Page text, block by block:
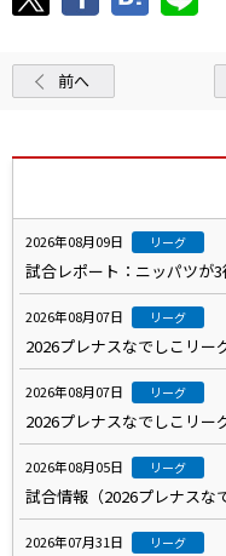
前へ
2026年08月09日 リーグ
試合レポート：ニッパツが
2026年08月07日 リーグ
2026プレナスなでしこリー
2026年08月07日 リーグ
2026プレナスなでしこリー
2026年08月05日 リーグ
試合情報（2026プレナスな
2026年07月31日 リーグ